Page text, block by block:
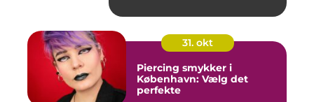
31. okt
Piercing smykker i
København: Vælg det
perfekte